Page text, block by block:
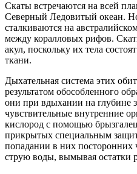
Скаты встречаются на всей
Северный Ледовитый океан.
сталкиваются на
между коралловых рифов.
акул, поскольку их тела
ткани.
Дыхательная система этих
результатом обособленного
они при вдыхании на глубине
чувствительные внутренние
кислород с помощью
прикрытых специальным
попадании в них посторонних
струю воды, вымывая остатки